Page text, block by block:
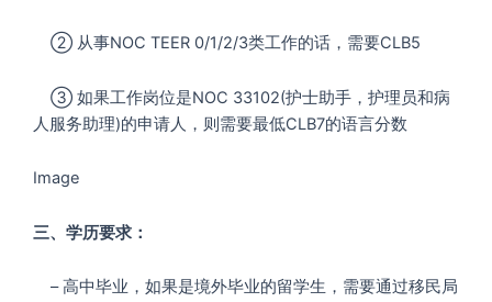
② 从事NOC TEER 0/1/2/3类工作的话，需要CLB5
③ 如果工作岗位是NOC 33102(护士助手，护理员和病
人服务助理)的申请人，则需要最低CLB7的语言分数
Image
三、学历要求：
– 高中毕业，如果是境外毕业的留学生，需要通过移民局